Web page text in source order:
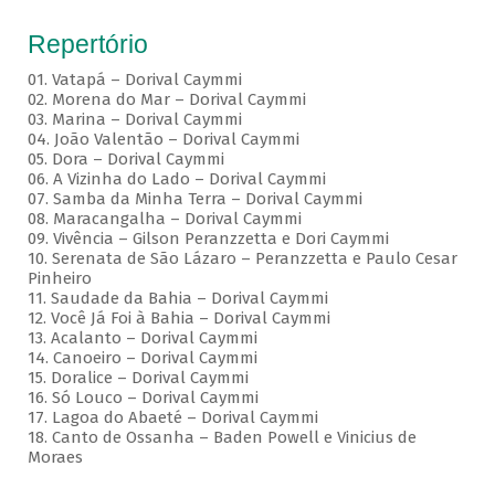
Repertório
01. Vatapá – Dorival Caymmi
02. Morena do Mar – Dorival Caymmi
03. Marina – Dorival Caymmi
04. João Valentão – Dorival Caymmi
05. Dora – Dorival Caymmi
06. A Vizinha do Lado – Dorival Caymmi
07. Samba da Minha Terra – Dorival Caymmi
08. Maracangalha – Dorival Caymmi
09. Vivência – Gilson Peranzzetta e Dori Caymmi
10. Serenata de São Lázaro – Peranzzetta e Paulo Cesar
Pinheiro
11. Saudade da Bahia – Dorival Caymmi
12. Você Já Foi à Bahia – Dorival Caymmi
13. Acalanto – Dorival Caymmi
14. Canoeiro – Dorival Caymmi
15. Doralice – Dorival Caymmi
16. Só Louco – Dorival Caymmi
17. Lagoa do Abaeté – Dorival Caymmi
18. Canto de Ossanha – Baden Powell e Vinicius de
Moraes